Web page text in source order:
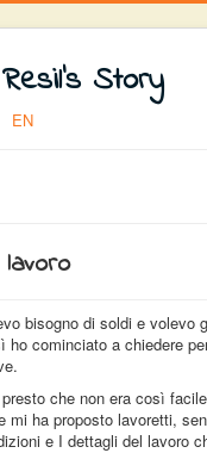
Resil's Story
EN
bisogno di soldi e volevo
ho cominciato a chiedere
che non era così
mi ha proposto lavoretti,
e I dettagli del lavoro